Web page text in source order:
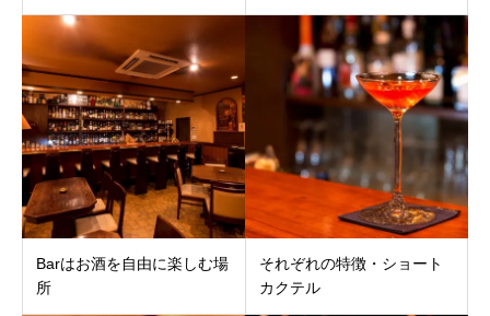
Barはお酒を自由に楽しむ場
所
それぞれの特徴・ショート
カクテル